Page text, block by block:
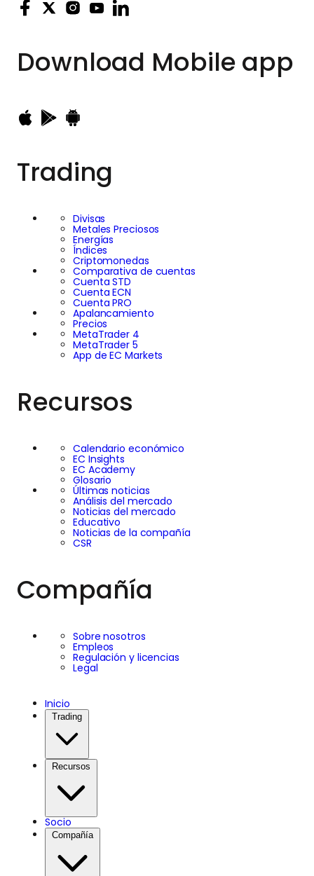
Download Mobile app
Trading
Divisas
Metales Preciosos
Energías
Índices
Criptomonedas
Comparativa de cuentas
Cuenta STD
Cuenta ECN
Cuenta PRO
Apalancamiento
Precios
MetaTrader 4
MetaTrader 5
App de EC Markets
Recursos
Calendario económico
EC Insights
EC Academy
Glosario
Últimas noticias
Análisis del mercado
Noticias del mercado
Educativo
Noticias de la compañía
CSR
Compañía
Sobre nosotros
Empleos
Regulación y licencias
Legal
Inicio
Trading
Recursos
Socio
Compañía